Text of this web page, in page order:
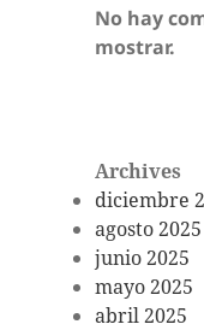
No hay
mostrar.
Archives
diciembre
agosto 2025
junio 2025
mayo 2025
abril 2025